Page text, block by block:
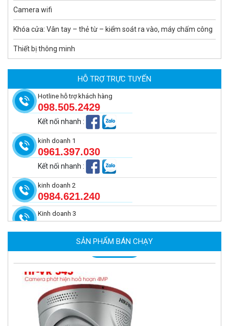
Camera wifi
Khóa cửa: Vân tay – thẻ từ – kiểm soát ra vào, máy chấm công
Thiết bị thông minh
HỖ TRỢ TRỰC TUYẾN
Hotline hỗ trợ khách hàng
098.505.2429
Kết nối nhanh :
kinh doanh 1
0961.397.030
Kết nối nhanh :
kinh doanh 2
0984.621.240
Kinh doanh 3
SẢN PHẨM BÁN CHẠY
Camera tích hợp đầu báo nhiệt 2MP Hikfire HF-VH 223
2.039.000 đ
MUA NGAY
Camera tích hợp đầu báo nhiệt 4MP Hikfire HF-VH 243
MUA NGAY